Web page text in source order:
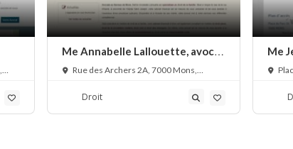
Me Annabelle Lallouette, avocat
droit de la famille
Rue des Archers 2A, 7000 Mons,
Droit
Me